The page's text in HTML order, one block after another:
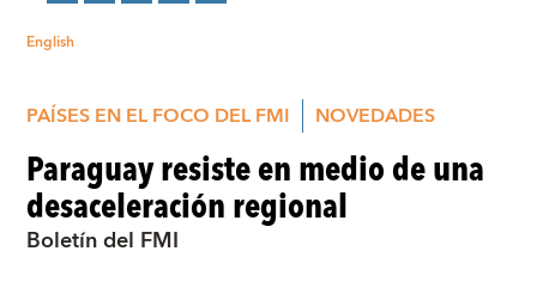
English
PAÍSES EN EL FOCO DEL FMI NOVEDADES
Paraguay resiste en medio de una
desaceleración regional
Boletín del FMI